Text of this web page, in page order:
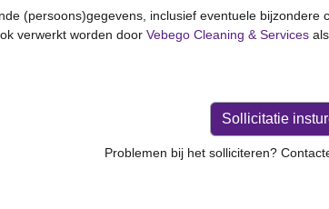
(persoons)gegevens, inclusief eventuele
verwerkt worden door Vebego Cleaning & Services
Problemen bij het solliciteren?